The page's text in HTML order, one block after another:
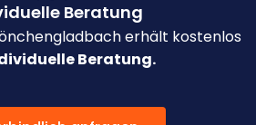
Beratung
erhält kostenlos
Beratung.